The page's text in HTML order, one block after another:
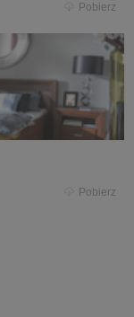
Pobierz
Pobierz